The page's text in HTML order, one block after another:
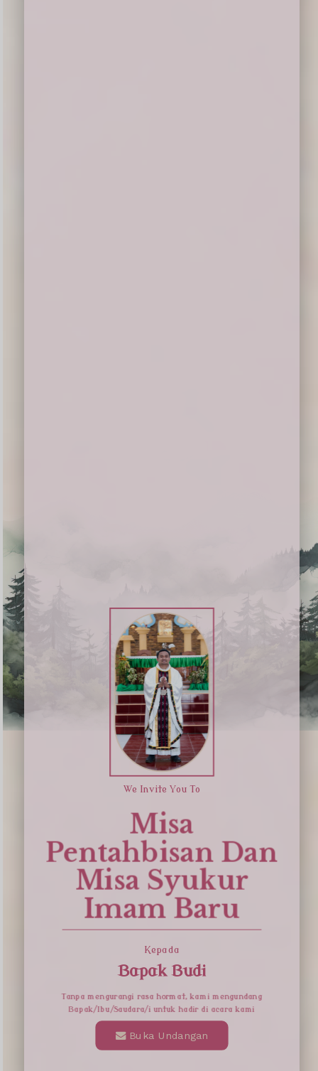
Nama
Send
Dengan mengirim konfirmasi kehadiran, Pemilik Acara dapat mengetahui
status kehadiran masing-masing tamu
We Invite You To
Misa
Pentahbisan Dan
Misa Syukur
Imam Baru
Kepada
Bapak Budi
Tanpa mengurangi rasa hormat, kami mengundang
Bapak/Ibu/Saudara/i untuk hadir di acara kami
Buka Undangan